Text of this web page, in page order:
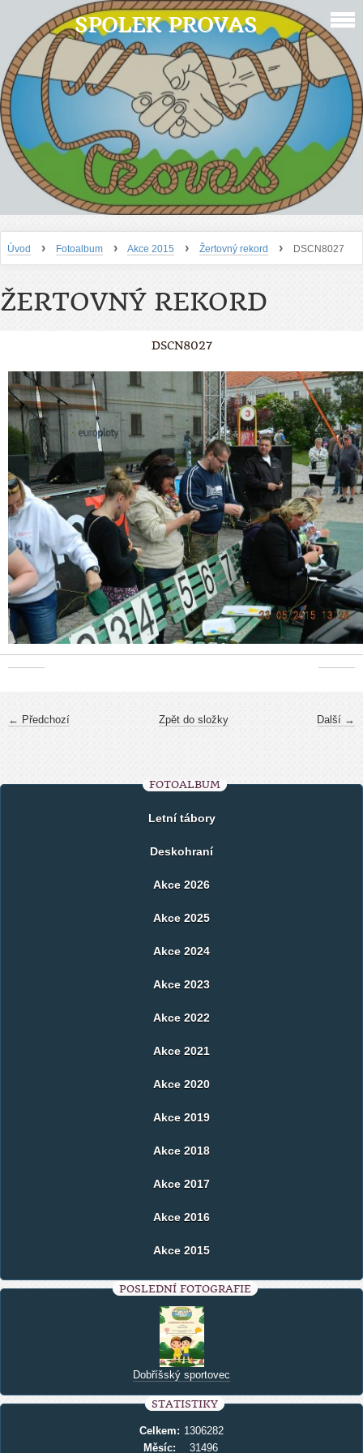
SPOLEK PROVAS
Úvod › Fotoalbum › Akce 2015 › Žertovný rekord › DSCN8027
ŽERTOVNÝ REKORD
DSCN8027
← Předchozí Další →
Zpět do složky
FOTOALBUM
Letní tábory
Deskohraní
Akce 2026
Akce 2025
Akce 2024
Akce 2023
Akce 2022
Akce 2021
Akce 2020
Akce 2019
Akce 2018
Akce 2017
Akce 2016
Akce 2015
POSLEDNÍ FOTOGRAFIE
Dobříšský sportovec
STATISTIKY
Celkem: 1306282
Měsíc:
31496